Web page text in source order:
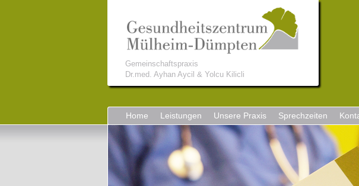
Gemeinschaftspraxis
Dr.med. Ayhan Aycil & Yolcu Kilicli
Home Leistungen Unsere Praxis Sprechzeiten